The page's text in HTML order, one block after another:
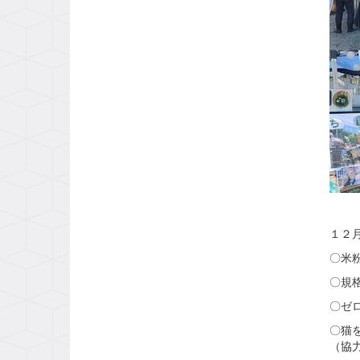
１２
〇米
〇規
〇ゼ
〇猫
（